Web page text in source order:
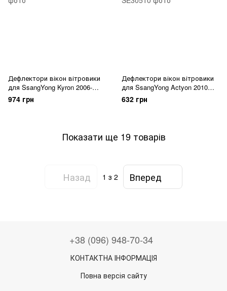
Дефлектори вікон вітровики
для SsangYong Kyron 2006-
2011
974 грн
Дефлектори вікон вітровики
для SsangYong Actyon 2010
EuroStandard
632 грн
Показати ще 19 товарів
Назад 1 з 2 Вперед
+38 (096) 948-70-34
КОНТАКТНА ІНФОРМАЦІЯ
Повна версія сайту